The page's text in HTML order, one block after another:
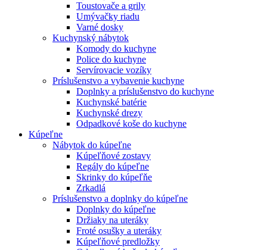
Toustovače a grily
Umývačky riadu
Varné dosky
Kuchynský nábytok
Komody do kuchyne
Police do kuchyne
Servírovacie vozíky
Príslušenstvo a vybavenie kuchyne
Doplnky a príslušenstvo do kuchyne
Kuchynské batérie
Kuchynské drezy
Odpadkové koše do kuchyne
Kúpeľne
Nábytok do kúpeľne
Kúpeľňové zostavy
Regály do kúpeľne
Skrinky do kúpeľňe
Zrkadlá
Príslušenstvo a doplnky do kúpeľne
Doplnky do kúpeľne
Držiaky na uteráky
Froté osušky a uteráky
Kúpeľňové predložky